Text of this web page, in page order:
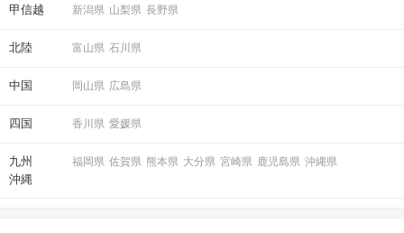
甲信越 新潟県 山梨県 長野県
北陸 富山県 石川県
中国 岡山県 広島県
四国 香川県 愛媛県
九州
沖縄
福岡県 佐賀県 熊本県 大分県 宮崎県 鹿児島県 沖縄県